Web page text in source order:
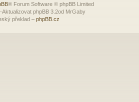
® Forum Software © phpBB Limited
phpBB 3.2od MrGaby
překlad – phpBB.cz